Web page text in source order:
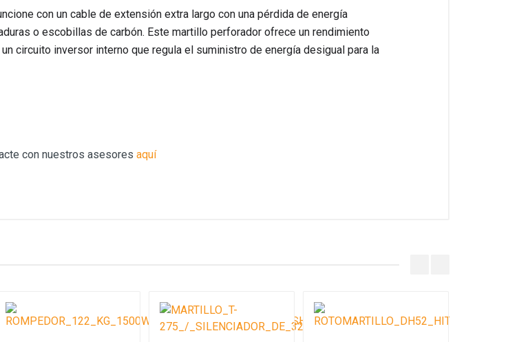
con un cable de extensión extra largo con una pérdida de energía
o escobillas de carbón. Este martillo perforador ofrece un rendimiento
circuito inversor interno que regula el suministro de energía desigual para la
con nuestros asesores aquí